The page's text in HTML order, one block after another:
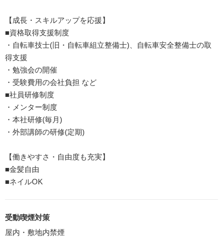
【成長・スキルアップを応援】
■資格取得支援制度
・自転車技士(旧・自転車組立整備士)、自転車安全整備士の取
得支援
・勉強会の開催
・受験費用の会社負担 など
■社員研修制度
・メンター制度
・本社研修(毎月)
・外部講師の研修(定期)
【働きやすさ・自由度も充実】
■金髪自由
■ネイルOK
受動喫煙対策
屋内・敷地内禁煙